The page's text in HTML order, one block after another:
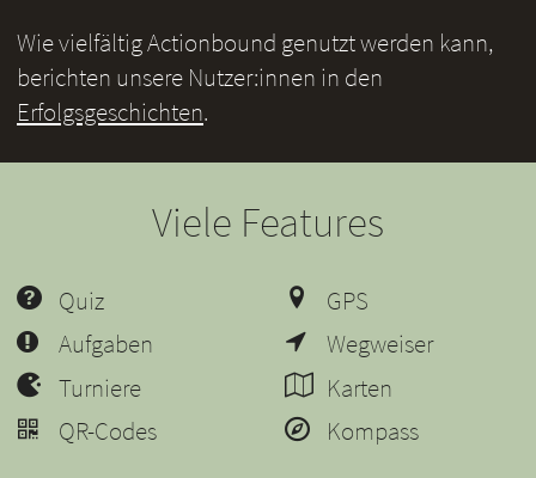
Wie vielfältig Actionbound genutzt werden kann,
berichten unsere Nutzer:innen in den
Erfolgsgeschichten.
Viele Features
Quiz
Aufgaben
Turniere
QR-Codes
GPS
Wegweiser
Karten
Kompass